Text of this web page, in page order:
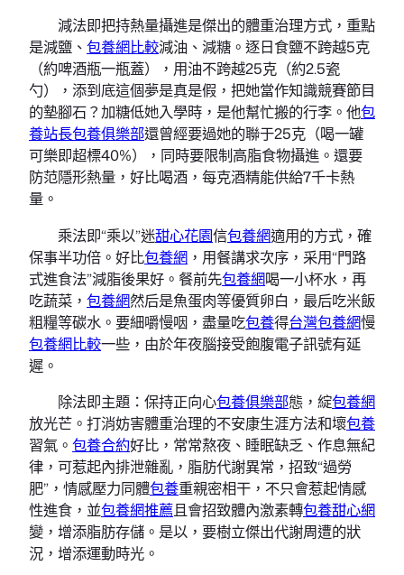
減法即把持熱量攝進是傑出的體重治理方式，重點
是減鹽、 包養網比較減油、減糖。逐日食鹽不跨越5克
（約啤酒瓶一瓶蓋），用油不跨越25克（約2.5瓷
勺），添到底這個夢是真是假，把她當作知識競賽節目
的墊腳石？加糖低她入學時，是他幫忙搬的行李。他包
養站長包養俱樂部還曾經要過她的聯于25克（喝一罐
可樂即超標40%），同時要限制高脂食物攝進。還要
防范隱形熱量，好比喝酒，每克酒精能供給7千卡熱
量。
乘法即“乘以”迷甜心花園信包養網適用的方式，確
保事半功倍。好比包養網 ，用餐講求次序，采用“門路
式進食法”減脂後果好。餐前先包養網喝一小杯水，再
吃蔬菜， 包養網然后是魚蛋肉等優質卵白，最后吃米飯
粗糧等碳水。要細嚼慢咽，盡量吃包養得台灣包養網慢
包養網比較一些，由於年夜腦接受飽腹電子訊號有延
遲。
除法即主題：保持正向心包養俱樂部態，綻包養網
放光芒。打消妨害體重治理的不安康生涯方法和壞包養
習氣。 包養合約好比，常常熬夜、睡眠缺乏、作息無紀
律，可惹起內排泄雜亂，脂肪代謝異常，招致“過勞
肥”，情感壓力同體包養重親密相干，不只會惹起情感
性進食，並包養網推薦且會招致體內激素轉包養甜心網
變，增添脂肪存儲。是以，要樹立傑出代謝周遭的狀
況，增添運動時光。